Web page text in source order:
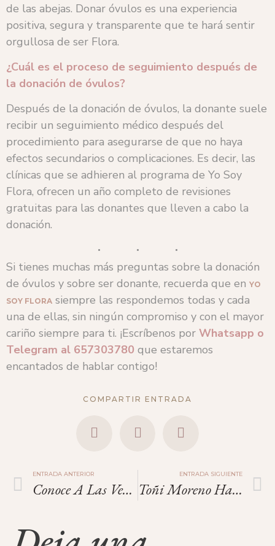
de las abejas. Donar óvulos es una experiencia
positiva, segura y transparente que te hará sentir
orgullosa de ser Flora.
¿Cuál es el proceso de seguimiento después de
la donación de óvulos?
Después de la donación de óvulos, la donante suele
recibir un seguimiento médico después del
procedimiento para asegurarse de que no haya
efectos secundarios o complicaciones. Es decir, las
clínicas que se adhieren al programa de Yo Soy
Flora, ofrecen un año completo de revisiones
gratuitas para las donantes que lleven a cabo la
donación.
Si tienes muchas más preguntas sobre la donación
de óvulos y sobre ser donante, recuerda que en YO
SOY FLORA siempre las respondemos todas y cada
una de ellas, sin ningún compromiso y con el mayor
cariño siempre para ti. ¡Escríbenos por Whatsapp o
Telegram al 657303780 que estaremos
encantados de hablar contigo!
COMPARTIR ENTRADA
ENTRADA ANTERIOR
Conoce A Las Verdaderas Sirenas: Las Haenyeo, De Jeju.
ENTRADA SIGUIENTE
Toñi Moreno Habla Sobre Ser Madre Gracias A La Ovodonación.